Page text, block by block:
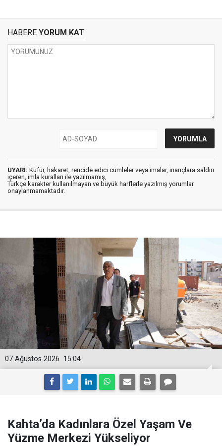
HABERE YORUM KAT
UYARI: Küfür, hakaret, rencide edici cümleler veya imalar, inançlara saldırı
içeren, imla kuralları ile yazılmamış,
Türkçe karakter kullanılmayan ve büyük harflerle yazılmış yorumlar
onaylanmamaktadır.
15:04
07 Ağustos 2026
Kahta’da Kadınlara Özel Yaşam Ve
Yüzme Merkezi Yükseliyor